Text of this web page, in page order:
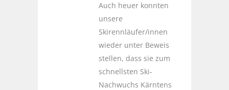
Auch heuer konnten
unsere
Skirennläufer/innen
wieder unter Beweis
stellen, dass sie zum
schnellsten Ski-
Nachwuchs Kärntens